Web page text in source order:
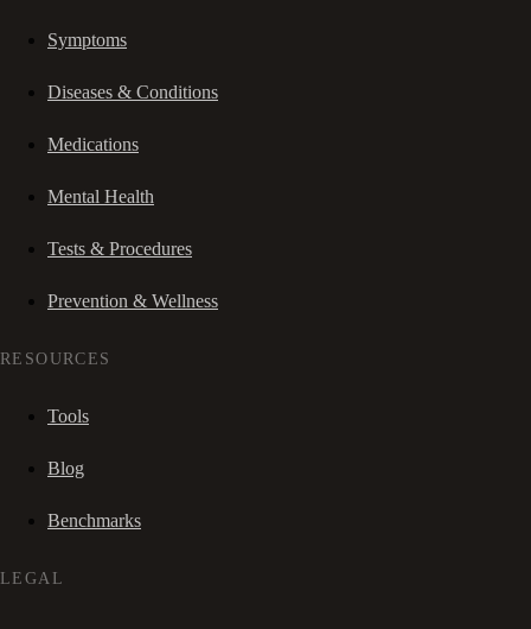
Symptoms
Diseases & Conditions
Medications
Mental Health
Tests & Procedures
Prevention & Wellness
RESOURCES
Tools
Blog
Benchmarks
LEGAL